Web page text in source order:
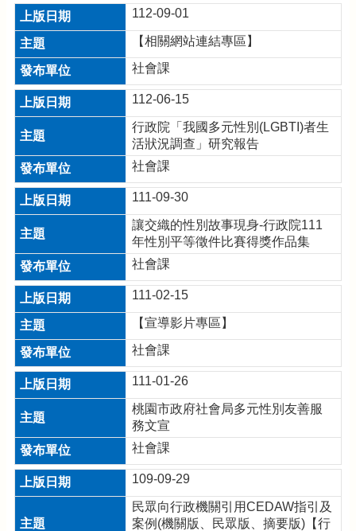
開
放
宣
告
網
站
全
政
112-09-01
【相關網站連結專區】
社會課
112-06-15
行政院「我國多元性別(LGBTI)者生
活狀況調查」研究報告
社會課
111-09-30
讓交織的性別故事現身-行政院111
年性別平等徵件比賽得獎作品集
社會課
111-02-15
【宣導影片專區】
社會課
111-01-26
桃園市政府社會局多元性別友善服
務文宣
社會課
109-09-29
民眾向行政機關引用CEDAW指引及
案例(機關版、民眾版、摘要版)【行